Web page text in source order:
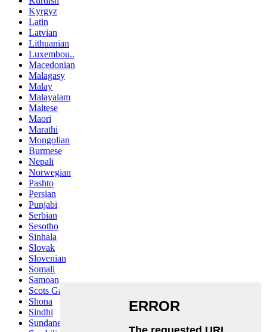
Kyrgyz
Latin
Latvian
Lithuanian
Luxembou..
Macedonian
Malagasy
Malay
Malayalam
Maltese
Maori
Marathi
Mongolian
Burmese
Nepali
Norwegian
Pashto
Persian
Punjabi
Serbian
Sesotho
Sinhala
Slovak
Slovenian
Somali
Samoan
Scots Gaelic
Shona
Sindhi
Sundanese